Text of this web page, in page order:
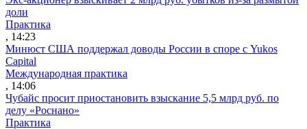
доли
Практика
, 14:23
Минюст США поддержал доводы России в споре с Yukos
Capital
Международная практика
, 14:06
Чубайс просит приостановить взыскание 5,5 млрд руб. по
делу «Роснано»
Практика